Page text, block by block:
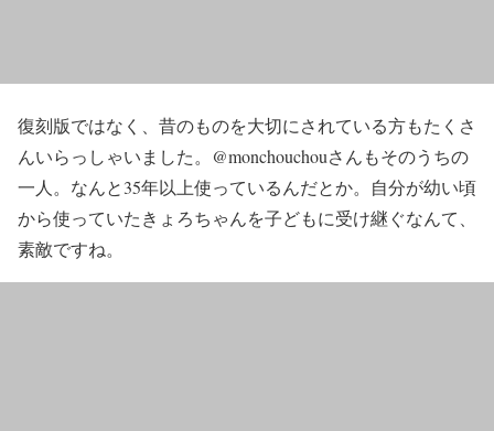
復刻版ではなく、昔のものを大切にされている方もたくさ
んいらっしゃいました。@monchouchouさんもそのうちの
一人。なんと35年以上使っているんだとか。自分が幼い頃
から使っていたきょろちゃんを子どもに受け継ぐなんて、
素敵ですね。